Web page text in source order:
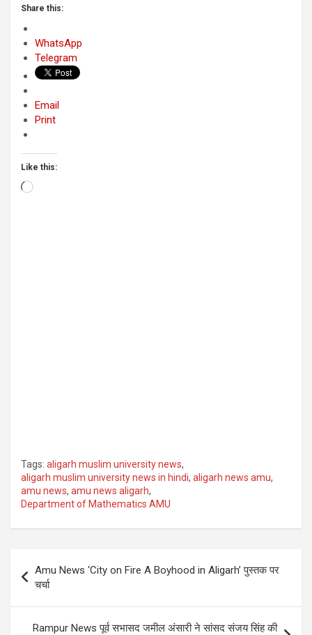
Share this:
WhatsApp
Telegram
Email
Print
Like this:
Loading…
Tags: aligarh muslim university news,
aligarh muslim university news in hindi, aligarh news amu,
amu news, amu news aligarh,
Department of Mathematics AMU
navigation
Amu News ‘City on Fire A Boyhood in Aligarh’ पुस्तक पर
चर्चा
Rampur News पूर्व सभासद जमील अंसारी ने सांसद संजय सिंह की